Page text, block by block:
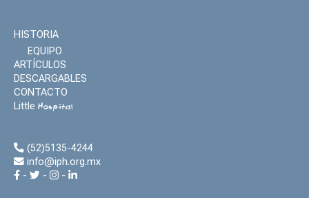
HISTORIA
EQUIPO
ARTÍCULOS
DESCARGABLES
CONTACTO
Little Hospital
(52)5135-4244
info@iph.org.mx
-
- -